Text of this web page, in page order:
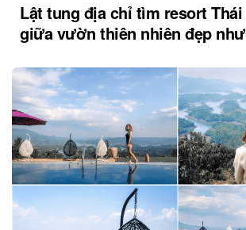
Lật tung địa chỉ tìm resort
giữa vườn thiên nhiên đẹp